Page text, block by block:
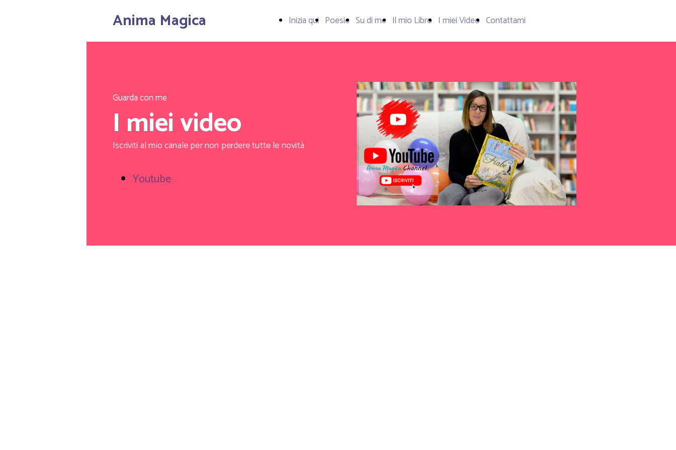
Anima Magica Inizia qui Poesie Su di me Il mio Libro I miei Video Contattami
Guarda con me
I miei video
Iscriviti al mio canale per non perdere tutte le novità
Youtube